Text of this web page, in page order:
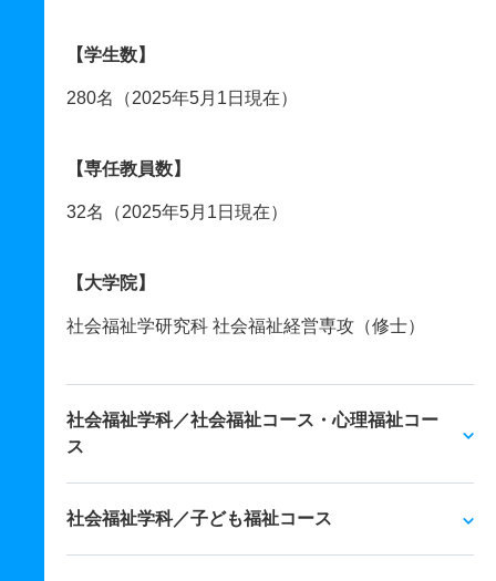
【学生数】
280名（2025年5月1日現在）
【専任教員数】
32名（2025年5月1日現在）
【大学院】
社会福祉学研究科 社会福祉経営専攻（修士）
社会福祉学科／社会福祉コース・心理福祉コー
ス
社会福祉学科／子ども福祉コース